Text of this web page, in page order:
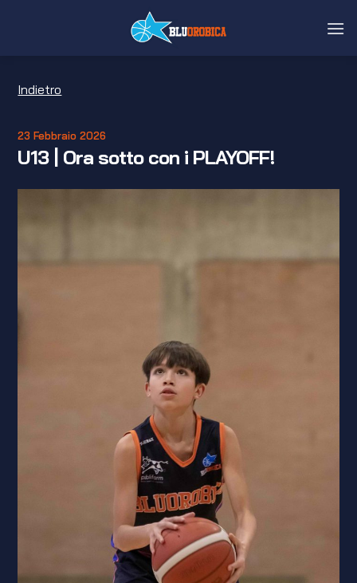
Indietro
23 Febbraio 2026
U13 | Ora sotto con i PLAYOFF!